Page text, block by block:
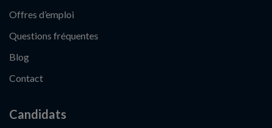
Offres d’emploi
Questions fréquentes
Blog
Contact
Candidats